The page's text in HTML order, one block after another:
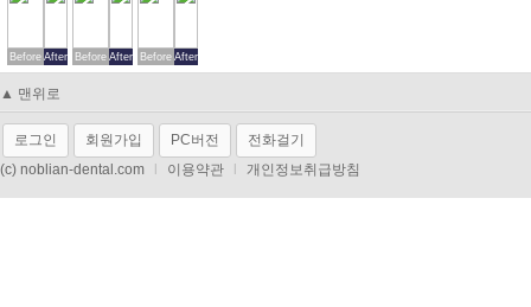
Before After Before After Before After
▲ 맨위로
로그인 회원가입 PC버전
전화걸기
(c) noblian-dental.com
이용약관 개인정보취급방침